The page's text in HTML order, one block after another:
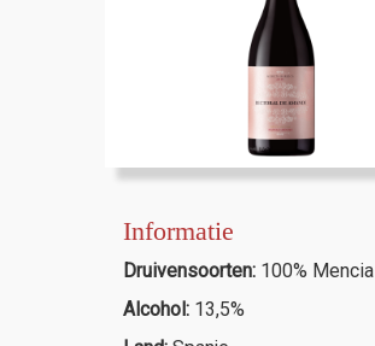
Informatie
Druivensoorten: 100% Mencia
Alcohol: 13,5%